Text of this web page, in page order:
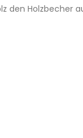
den Holzbecher